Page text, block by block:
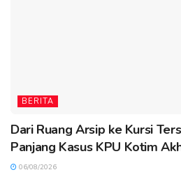
BERITA
Dari Ruang Arsip ke Kursi
Panjang Kasus KPU Kotim
06/08/2026